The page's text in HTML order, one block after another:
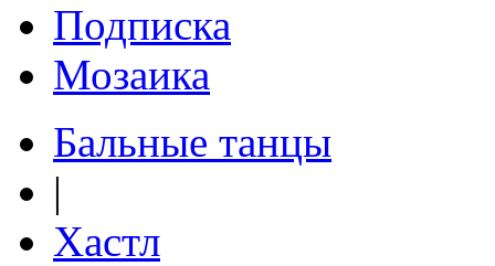
Подписка
Мозаика
Бальные танцы
|
Хастл